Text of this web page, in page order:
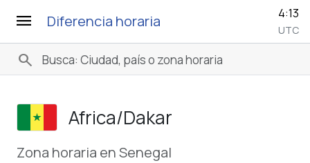
menu Diferencia horaria 4:13
UTC
search
Africa/­Dakar
Zona horaria en Senegal